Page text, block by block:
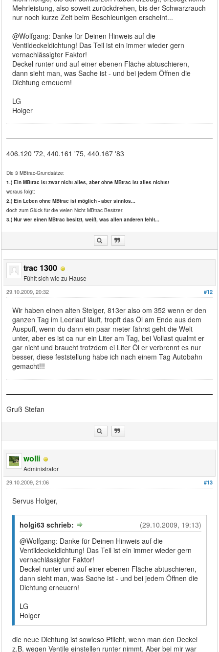
Mehrleistung, also soweit zurückdrehen, bis der Schwarzrauch
nur noch kurze Zeit beim Beschleunigen erscheint...
@Wolfgang: Danke für Deinen Hinweis auf die
Ventildeckeldichtung! Das Teil ist ein immer wieder gern
vernachlässigter Faktor!
Deckel runter und auf einer ebenen Fläche abtuschieren,
dann sieht man, was Sache ist - und bei jedem Öffnen die
Dichtung erneuern!
LG
Holger
406.120 '72, 440.161 '75, 440.167 '83
Die 3 MBtrac-Grundsätze:
1.) Ein MBtrac ist zwar nicht alles, aber ohne MBtrac ist alles nichts!
woraus folgt:
2.) Ein Leben ohne MBtrac ist möglich - aber sinnlos...
doch zum Glück für die vielen Nicht MBtrac Besitzer:
3.) Nur wer einen MBtrac besitzt, weiß, was allen anderen fehlt...
trac 1300
Fühlt sich wie zu Hause
#12
29.10.2009, 20:32
Wir haben einen alten Steiger, 813er also om 352 wenn er den
ganzen Tag im Leerlauf läuft, tropft das Öl am Ende aus dem
Auspuff, wenn du dann ein paar meter fährst geht die Welt
unter, aber es ist ca nur ein Liter am Tag, bei Vollast qualmt er
gar nicht und braucht trotzdem ei Liter Öl er verbrennt es nur
besser, diese feststellung habe ich nach einem Tag Autobahn
gemacht!!!
Gruß Stefan
wolli
Administrator
#13
29.10.2009, 21:06
Servus Holger,
(29.10.2009, 19:13)
holgi63 schrieb:
@Wolfgang: Danke für Deinen Hinweis auf die
Ventildeckeldichtung! Das Teil ist ein immer wieder gern
vernachlässigter Faktor!
Deckel runter und auf einer ebenen Fläche abtuschieren,
dann sieht man, was Sache ist - und bei jedem Öffnen die
Dichtung erneuern!
LG
Holger
die neue Dichtung ist sowieso Pflicht, wenn man den Deckel
z.B. wegen Ventile einstellen runter nimmt. Aber bei mir war